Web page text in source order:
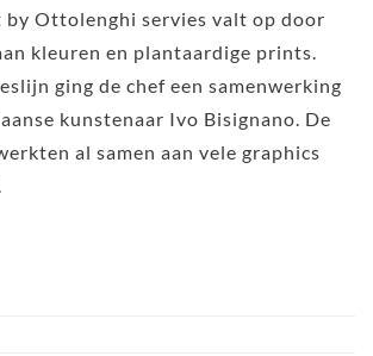
by Ottolenghi servies valt op door
kleuren en plantaardige prints.
ging de chef een samenwerking
kunstenaar Ivo Bisignano. De
al samen aan vele graphics